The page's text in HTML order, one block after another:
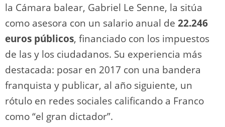
la Cámara balear, Gabriel Le Senne, la sitúa
como asesora con un salario anual de 22.246
euros públicos, financiado con los impuestos
de las y los ciudadanos. Su experiencia más
destacada: posar en 2017 con una bandera
franquista y publicar, al año siguiente, un
rótulo en redes sociales calificando a Franco
como “el gran dictador”.